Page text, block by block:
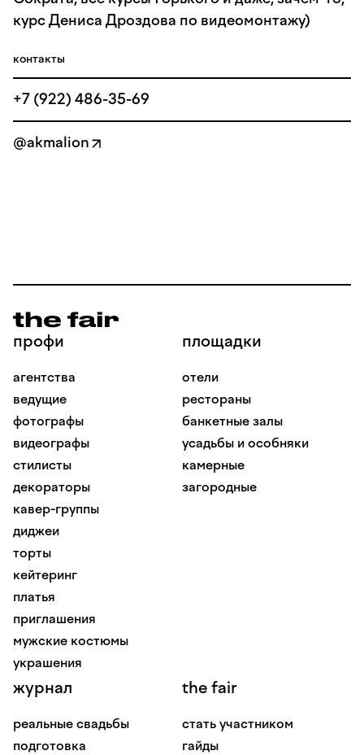
курс Дениса Дроздова по видеомонтажу)
контакты
+7 (922) 486-35-69
@akmalion
профи
агентства
ведущие
фотографы
видеографы
стилисты
декораторы
кавер-группы
диджеи
торты
кейтеринг
платья
приглашения
мужские костюмы
украшения
площадки
отели
рестораны
банкетные залы
усадьбы и особняки
камерные
загородные
журнал
реальные свадьбы
подготовка
the fair
стать участником
гайды